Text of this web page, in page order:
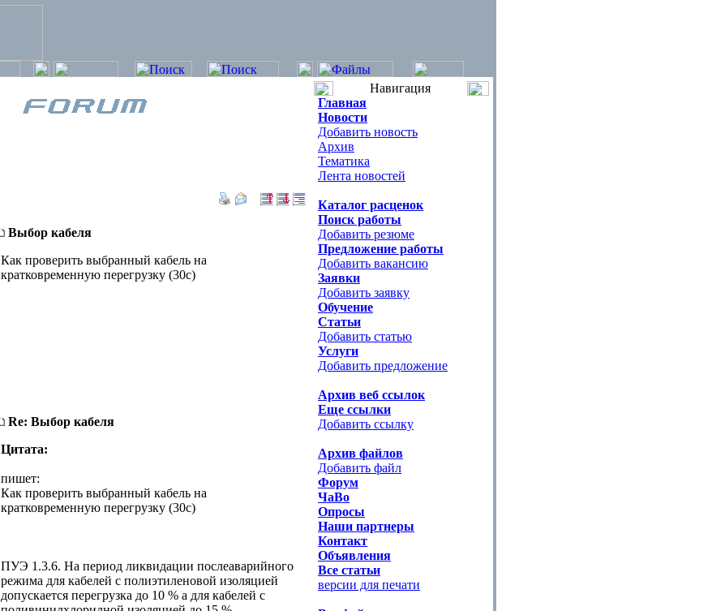
Выбор кабеля
Как проверить выбранный кабель на
кратковременную перегрузку (30с)
Re: Выбор кабеля
Цитата:
пишет:
Как проверить выбранный кабель на
кратковременную перегрузку (30с)
ПУЭ 1.3.6. На период ликвидации послеаварийного
режима для кабелей с полиэтиленовой изоляцией
допускается перегрузка до 10 % а для кабелей с
Навигация
Главная
Новости
Добавить новость
Архив
Тематика
Лента новостей
Каталог расценок
Поиск работы
Добавить резюме
Предложение работы
Добавить вакансию
Заявки
Добавить заявку
Обучение
Статьи
Добавить статью
Услуги
Добавить предложение
Архив веб ссылок
Еще ссылки
Добавить ссылку
Архив файлов
Добавить файл
Форум
ЧаВо
Опросы
Наши партнеры
Контакт
Объявления
Все статьи
версии для печати